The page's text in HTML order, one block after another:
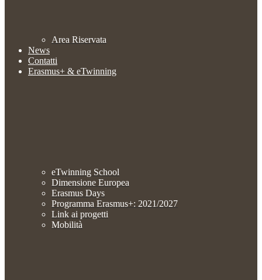
Area Riservata
News
Contatti
Erasmus+ & eTwinning
eTwinning School
Dimensione Europea
Erasmus Days
Programma Erasmus+: 2021/2027
Link ai progetti
Mobilità